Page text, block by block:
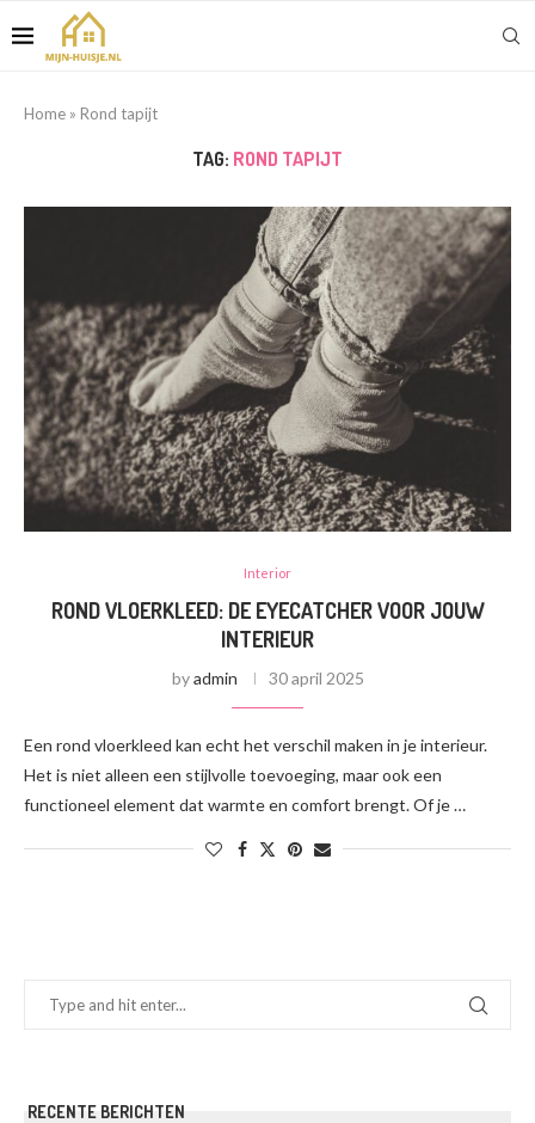
Home » Rond tapijt
TAG: ROND TAPIJT
Interior
ROND VLOERKLEED: DE EYECATCHER VOOR JOUW
INTERIEUR
byadmin 30 april 2025
Een rond vloerkleed kan echt het verschil maken in je interieur.
Het is niet alleen een stijlvolle toevoeging, maar ook een
functioneel element dat warmte en comfort brengt. Of je …
RECENTE BERICHTEN